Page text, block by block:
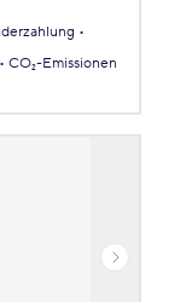
CO₂-Emissionen